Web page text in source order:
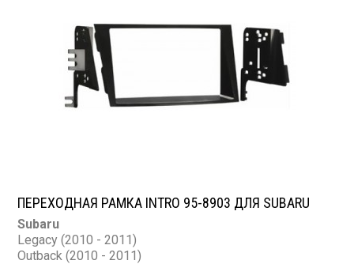
ПЕРЕХОДНАЯ РАМКА INTRO 95-8903 ДЛЯ SUBARU
Subaru
Legacy (2010 - 2011)
Outback (2010 - 2011)